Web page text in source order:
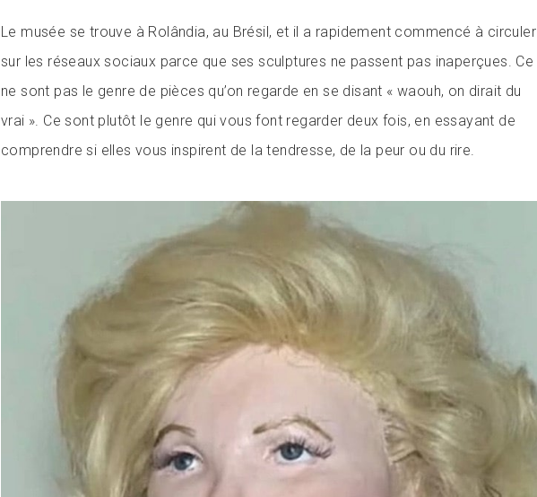
Le musée se trouve à Rolândia, au Brésil, et il a rapidement commencé à circuler
sur les réseaux sociaux parce que ses sculptures ne passent pas inaperçues. Ce
ne sont pas le genre de pièces qu’on regarde en se disant « waouh, on dirait du
vrai ». Ce sont plutôt le genre qui vous font regarder deux fois, en essayant de
comprendre si elles vous inspirent de la tendresse, de la peur ou du rire.